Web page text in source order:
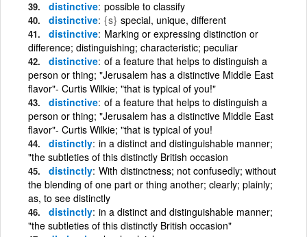
distinctive possible to classify
distinctive {s} special, unique, different
distinctive Marking or expressing distinction or
difference; distinguishing; characteristic; peculiar
distinctive of a feature that helps to distinguish a
person or thing; "Jerusalem has a distinctive Middle East
flavor"- Curtis Wilkie; "that is typical of you!"
distinctive of a feature that helps to distinguish a
person or thing; "Jerusalem has a distinctive Middle East
flavor"- Curtis Wilkie; "that is typical of you!
distinctly in a distinct and distinguishable manner;
"the subtleties of this distinctly British occasion
distinctly With distinctness; not confusedly; without
the blending of one part or thing another; clearly; plainly;
as, to see distinctly
distinctly in a distinct and distinguishable manner;
"the subtleties of this distinctly British occasion"